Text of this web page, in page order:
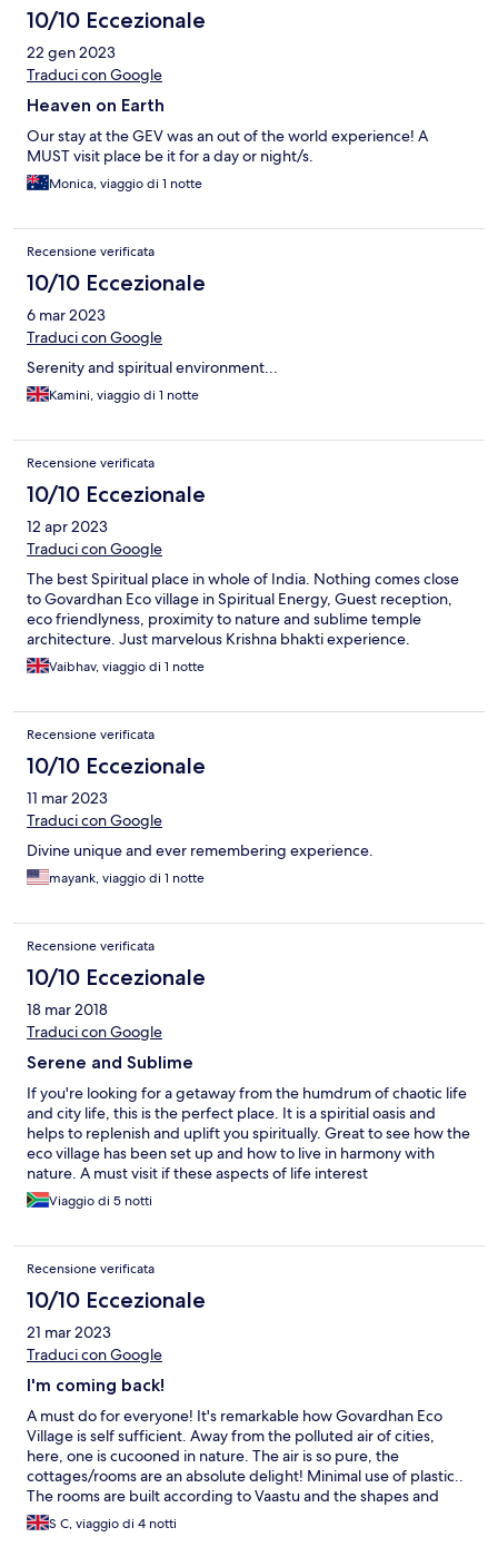
10/10 Eccezionale
22 gen 2023
Traduci con Google
Heaven on Earth
Our stay at the GEV was an out of the world experience! A
MUST visit place be it for a day or night/s.
Monica, viaggio di 1 notte
Recensione verificata
10/10 Eccezionale
6 mar 2023
Traduci con Google
Serenity and spiritual environment...
Kamini, viaggio di 1 notte
Recensione verificata
10/10 Eccezionale
12 apr 2023
Traduci con Google
The best Spiritual place in whole of India. Nothing comes close
to Govardhan Eco village in Spiritual Energy, Guest reception,
eco friendlyness, proximity to nature and sublime temple
architecture. Just marvelous Krishna bhakti experience.
Vaibhav, viaggio di 1 notte
Recensione verificata
10/10 Eccezionale
11 mar 2023
Traduci con Google
Divine unique and ever remembering experience.
mayank, viaggio di 1 notte
Recensione verificata
10/10 Eccezionale
18 mar 2018
Traduci con Google
Serene and Sublime
If you're looking for a getaway from the humdrum of chaotic life
and city life, this is the perfect place. It is a spiritial oasis and
helps to replenish and uplift you spiritually. Great to see how the
eco village has been set up and how to live in harmony with
nature. A must visit if these aspects of life interest
Viaggio di 5 notti
Recensione verificata
10/10 Eccezionale
21 mar 2023
Traduci con Google
I'm coming back!
A must do for everyone! It's remarkable how Govardhan Eco
Village is self sufficient. Away from the polluted air of cities,
here, one is cucooned in nature. The air is so pure, the
cottages/rooms are an absolute delight! Minimal use of plastic..
The rooms are built according to Vaastu and the shapes and
bricks used cater for the perfect temperatures! You wake up to
the ultimate bliss of birds singing. One gets to spend time with
S C, viaggio di 4 notti